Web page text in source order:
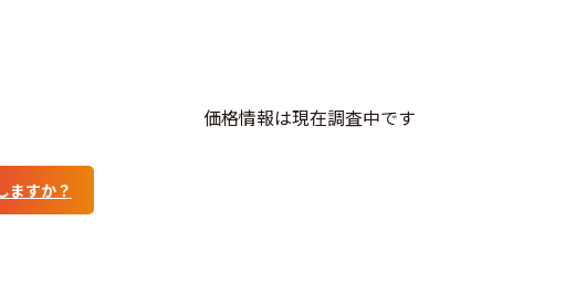
価格情報は現在調査中です
ますか？